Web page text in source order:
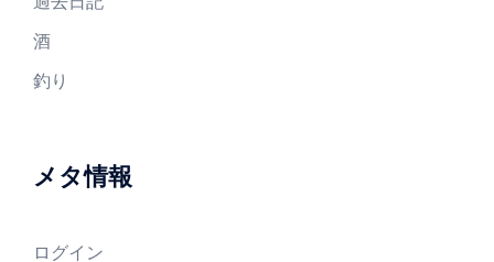
酒
釣り
メタ情報
ログイン